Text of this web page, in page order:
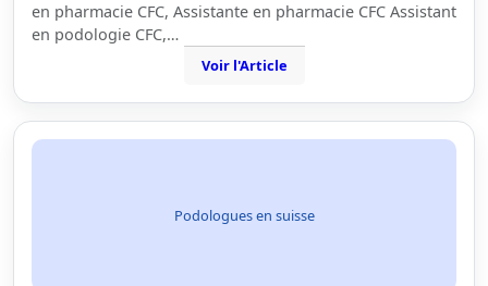
en pharmacie CFC, Assistante en pharmacie CFC Assistant
en podologie CFC,…
Voir l'Article
Podologues en suisse